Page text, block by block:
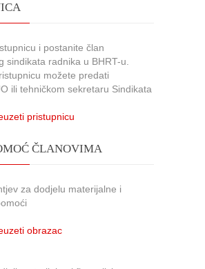
i postanite član
sindikata radnika u BHRT-u.
možete predati
ili tehničkom sekretaru Sindikata
pristupnicu
ČLANOVIMA
za dodjelu materijalne i
obrazac